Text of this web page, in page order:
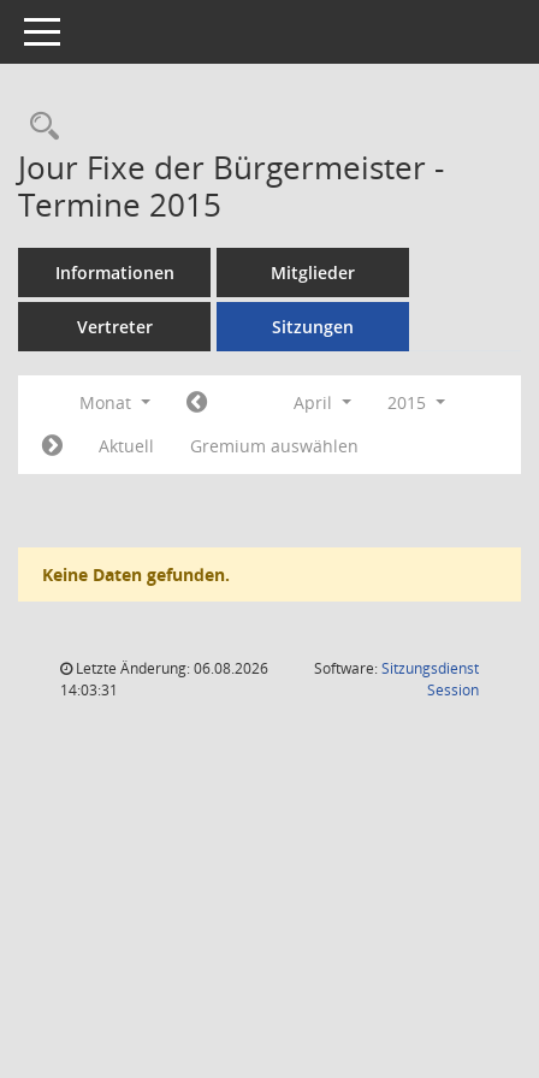
Toggle navigation
Rechercheauswahl
Jour Fixe der Bürgermeister -
Termine 2015
Informationen Mitglieder
Vertreter Sitzungen
Monat April
2015
Aktuell
Gremium auswählen
Keine Daten gefunden.
Letzte Änderung: 06.08.2026
14:03:31
Software:Sitzungsdienst
Session(Wird in